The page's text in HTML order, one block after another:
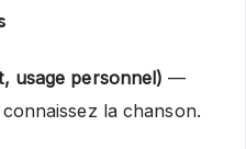
usage personnel) —
la chanson.